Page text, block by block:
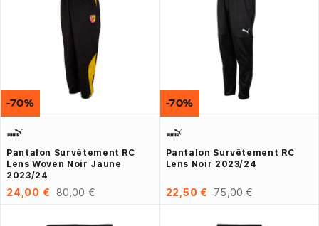
Pantalon Survêtement RC
Lens Woven Noir Jaune
2023/24
24,00 € 80,00 €
-70%
Pantalon Survêtement RC
Lens Noir 2023/24
22,50 € 75,00 €
-70%